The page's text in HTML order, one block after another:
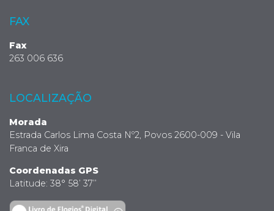
FAX
Fax
263 006 636
LOCALIZAÇÃO
Morada
Estrada Carlos Lima Costa Nº2, Povos 2600-009 - Vila
Franca de Xira
Coordenadas GPS
Latitude: 38° 58’ 37’’